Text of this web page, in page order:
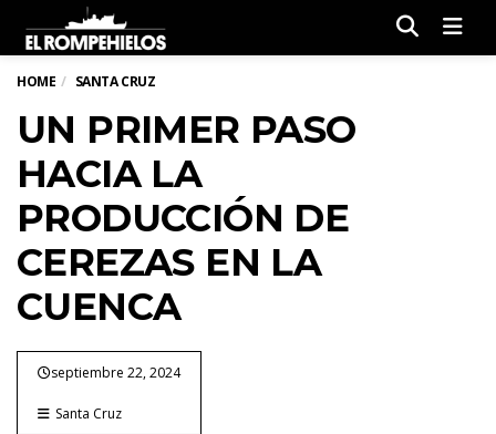
HOME SANTA CRUZ
UN PRIMER PASO
HACIA LA
PRODUCCIÓN DE
CEREZAS EN LA
CUENCA
septiembre 22, 2024
Santa Cruz